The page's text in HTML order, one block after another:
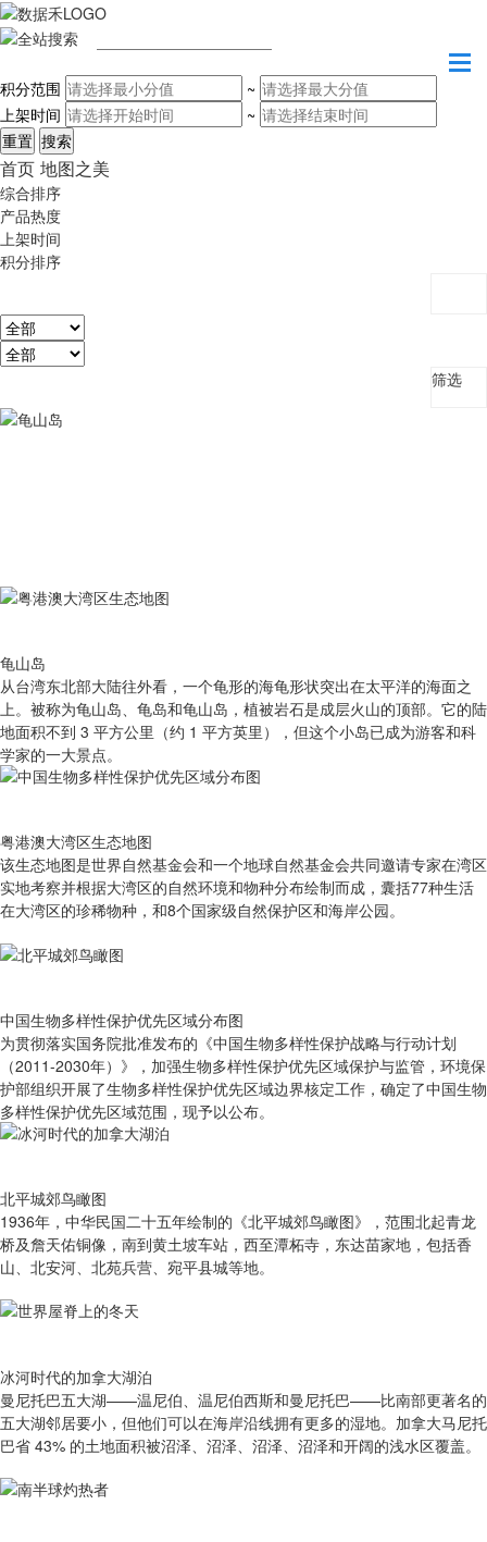
积分范围
~
上架时间
~
首页 地图之美
综合排序
产品热度
上架时间
积分排序
筛选
龟山岛
从台湾东北部大陆往外看，一个龟形的海龟形状突出在太平洋的海面之
上。被称为龟山岛、龟岛和龟山岛，植被岩石是成层火山的顶部。它的陆
地面积不到 3 平方公里（约 1 平方英里），但这个小岛已成为游客和科
学家的一大景点。
粤港澳大湾区生态地图
该生态地图是世界自然基金会和一个地球自然基金会共同邀请专家在湾区
实地考察并根据大湾区的自然环境和物种分布绘制而成，囊括77种生活
在大湾区的珍稀物种，和8个国家级自然保护区和海岸公园。
中国生物多样性保护优先区域分布图
为贯彻落实国务院批准发布的《中国生物多样性保护战略与行动计划
（2011-2030年）》，加强生物多样性保护优先区域保护与监管，环境保
护部组织开展了生物多样性保护优先区域边界核定工作，确定了中国生物
多样性保护优先区域范围，现予以公布。
北平城郊鸟瞰图
1936年，中华民国二十五年绘制的《北平城郊鸟瞰图》，范围北起青龙
桥及詹天佑铜像，南到黄土坡车站，西至潭柘寺，东达苗家地，包括香
山、北安河、北苑兵营、宛平县城等地。
冰河时代的加拿大湖泊
曼尼托巴五大湖——温尼伯、温尼伯西斯和曼尼托巴——比南部更著名的
五大湖邻居要小，但他们可以在海岸沿线拥有更多的湿地。加拿大马尼托
巴省 43% 的土地面积被沼泽、沼泽、沼泽、沼泽和开阔的浅水区覆盖。